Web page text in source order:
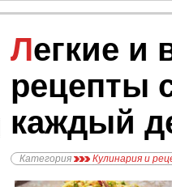
Легкие и вкусные
рецепты
каждый
Категория Кулинария и